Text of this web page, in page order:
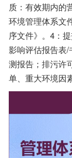
质：有效期内的
环境管理体系文
序文件》。4：
影响评估报告表
测报告；排污许
单、重大环境因